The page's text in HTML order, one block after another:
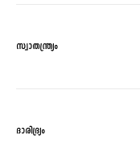
സ്വാതന്ത്ര്യം
ദാരിദ്ര്യം